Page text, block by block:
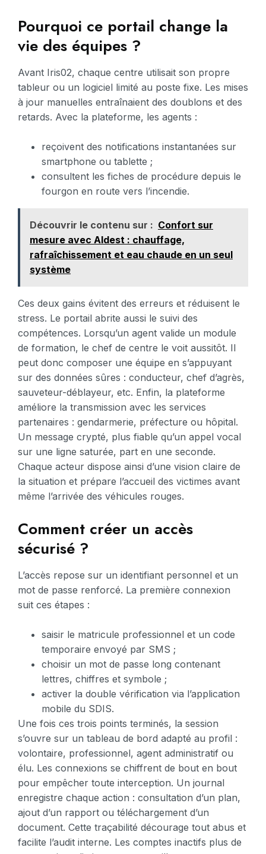
Pourquoi ce portail change la
vie des équipes ?
Avant Iris02, chaque centre utilisait son propre
tableur ou un logiciel limité au poste fixe. Les mises
à jour manuelles entraînaient des doublons et des
retards. Avec la plateforme, les agents :
reçoivent des notifications instantanées sur
smartphone ou tablette ;
consultent les fiches de procédure depuis le
fourgon en route vers l’incendie.
Découvrir le contenu sur : Confort sur
mesure avec Aldest : chauffage,
rafraîchissement et eau chaude en un seul
système
Ces deux gains évitent des erreurs et réduisent le
stress. Le portail abrite aussi le suivi des
compétences. Lorsqu’un agent valide un module
de formation, le chef de centre le voit aussitôt. Il
peut donc composer une équipe en s’appuyant
sur des données sûres : conducteur, chef d’agrès,
sauveteur-déblayeur, etc. Enfin, la plateforme
améliore la transmission avec les services
partenaires : gendarmerie, préfecture ou hôpital.
Un message crypté, plus fiable qu’un appel vocal
sur une ligne saturée, part en une seconde.
Chaque acteur dispose ainsi d’une vision claire de
la situation et prépare l’accueil des victimes avant
même l’arrivée des véhicules rouges.
Comment créer un accès
sécurisé ?
L’accès repose sur un identifiant personnel et un
mot de passe renforcé. La première connexion
suit ces étapes :
saisir le matricule professionnel et un code
temporaire envoyé par SMS ;
choisir un mot de passe long contenant
lettres, chiffres et symbole ;
activer la double vérification via l’application
mobile du SDIS.
Une fois ces trois points terminés, la session
s’ouvre sur un tableau de bord adapté au profil :
volontaire, professionnel, agent administratif ou
élu. Les connexions se chiffrent de bout en bout
pour empêcher toute interception. Un journal
enregistre chaque action : consultation d’un plan,
ajout d’un rapport ou téléchargement d’un
document. Cette traçabilité décourage tout abus et
facilite l’audit interne. Les comptes inactifs plus de